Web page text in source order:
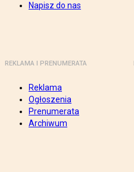
Napisz do nas
REKLAMA I PRENUMERATA
Reklama
Ogłoszenia
Prenumerata
Archiwum